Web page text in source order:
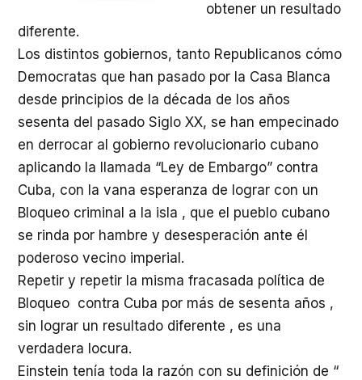
obtener un resultado
diferente.
Los distintos gobiernos, tanto Republicanos cómo
Democratas que han pasado por la Casa Blanca
desde principios de la década de los años
sesenta del pasado Siglo XX, se han empecinado
en derrocar al gobierno revolucionario cubano
aplicando la llamada “Ley de Embargo” contra
Cuba, con la vana esperanza de lograr con un
Bloqueo criminal a la isla , que el pueblo cubano
se rinda por hambre y desesperación ante él
poderoso vecino imperial.
Repetir y repetir la misma fracasada política de
Bloqueo contra Cuba por más de sesenta años ,
sin lograr un resultado diferente , es una
verdadera locura.
Einstein tenía toda la razón con su definición de “